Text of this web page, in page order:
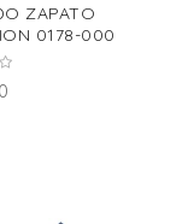
ZAPATO
0178-000